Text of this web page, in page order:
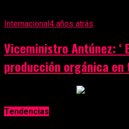
Internacional4 años atrás
Viceministro Antúnez: ‘
producción orgánica en
Tendencias